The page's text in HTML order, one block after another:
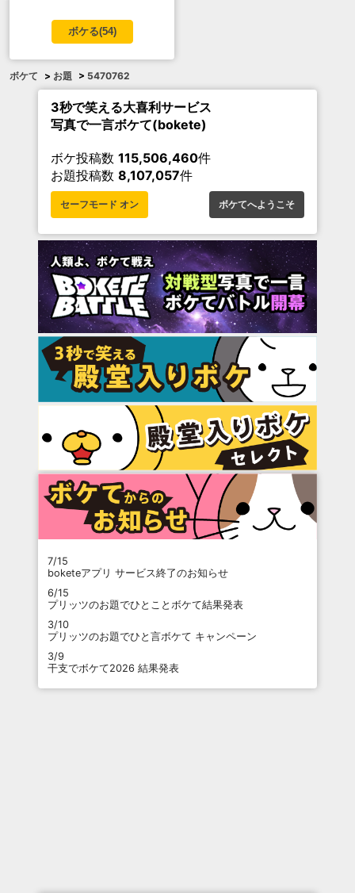
ボケる(54)
ボケて > お題 > 5470762
3秒で笑える大喜利サービス
写真で一言ボケて(bokete)
ボケ投稿数 115,506,460件
お題投稿数 8,107,057件
セーフモード オン ボケてへようこそ
7/15
boketeアプリ サービス終了のお知らせ
6/15
プリッツのお題でひとことボケて結果発表
3/10
プリッツのお題でひと言ボケて キャンペーン
3/9
干支でボケて2026 結果発表